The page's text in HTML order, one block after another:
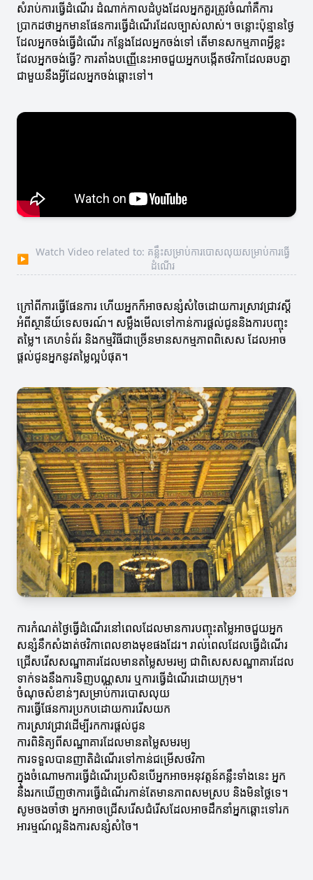
សំរាប់ការធ្វើដំណើរ ដំណាក់កាលដំបូងដែលអ្នកគួរត្រូវចំណាំគឺការ
ប្រាកដថាអ្នកមានផែនការធ្វើដំណើរដែលច្បាស់លាស់។ ចន្លោះប៉ុន្មានថ្ងៃ
ដែលអ្នកចង់ធ្វើដំណើរ កន្លែងដែលអ្នកចង់ទៅ តើមានសកម្មភាពអ្វីខ្លះ
ដែលអ្នកចង់ធ្វើ? ការតាំងបញ្ញើនេះអាចជួយអ្នកបង្កើតថវិកាដែលឆបគ្នា
ជាមួយនឹងអ្វីដែលអ្នកចង់ឆ្ពោះទៅ។
▶
Watch Video related to: គន្លឹះសម្រាប់ការបោសលុយសម្រាប់ការធ្វើ
ដំណើរ
ក្រៅពីការធ្វើផែនការ ហើយអ្នកក៏អាចសន្សំសំចៃដោយការស្រាវជ្រាវស្តី
អំពីស្ថានីយ៍ទេសចរណ៍។ សម្លឹងមើលទៅកាន់ការផ្តល់ជូននិងការបញ្ចុះ
តម្លៃ។ គេហទំព័រ និងកម្មវិធីជាច្រើនមានសកម្មភាពពិសេស ដែលអាច
ផ្តល់ជូនអ្នកនូវតម្លៃល្អបំផុត។
ការកំណត់ថ្ងៃធ្វើដំណើរនៅពេលដែលមានការបញ្ចុះតម្លៃអាចជួយអ្នក
សន្សំនឹកសំងាត់ថវិកាពេលខាងមុខផងដែរ។ រាល់ពេលដែលធ្វើដំណើរ
ជ្រើសរើសសណ្ឋាគារដែលមានតម្លៃសមរម្យ ជាពិសេសសណ្ឋាគារដែល
ទាក់ទងនឹងការទិញបណ្ណសារ ឬការធ្វើដំណើរដោយក្រុម។
ចំណុចសំខាន់ៗសម្រាប់ការបោសលុយ
ការធ្វើផែនការប្រកបដោយការរើសយក
ការស្រាវជ្រាវដើម្បីរកការផ្តល់ជូន
ការពិនិត្យពីសណ្ឋាគារដែលមានតម្លៃសមរម្យ
ការទទួលបានញាតិដំណើរទៅកាន់ជម្រើសថវិកា
ក្នុងចំណោមការធ្វើដំណើរប្រសិនបើអ្នកអាចអនុវត្តន៍គន្លឹះទាំងនេះ អ្នក
នឹងរកឃើញថាការធ្វើដំណើរកាន់តែមានភាពសមស្រប និងមិនថ្លៃទេ។
សូមចងចាំថា អ្នកអាចជ្រើសរើសជំរើសដែលអាចដឹកនាំអ្នកឆ្ពោះទៅរក
អារម្មណ៍ល្អនិងការសន្សំសំចៃ។